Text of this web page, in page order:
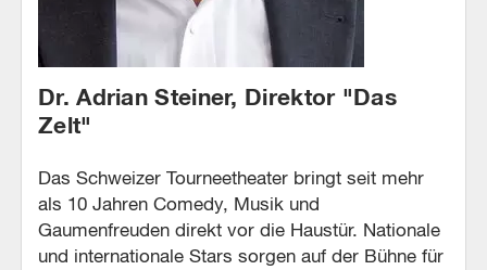
Dr. Adrian Steiner, Direktor "Das
Zelt"
Das Schweizer Tourneetheater bringt seit mehr
als 10 Jahren Comedy, Musik und
Gaumenfreuden direkt vor die Haustür. Nationale
und internationale Stars sorgen auf der Bühne für